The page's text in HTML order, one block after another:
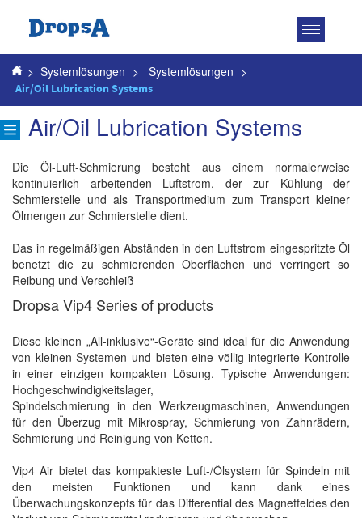
Toggle
> Systemlösungen > Systemlösungen >
Air/Oil Lubrication Systems
Air/Oil Lubrication Systems
Die Öl-Luft-Schmierung besteht aus einem normalerweise
kontinuierlich arbeitenden Luftstrom, der zur Kühlung der
Schmierstelle und als Transportmedium zum Transport kleiner
Ölmengen zur Schmierstelle dient.
Das in regelmäßigen Abständen in den Luftstrom eingespritzte Öl
benetzt die zu schmierenden Oberﬂächen und verringert so
Reibung und Verschleiß
Dropsa Vip4 Series of products
Diese kleinen „All-inklusive“-Geräte sind ideal für die Anwendung
von kleinen Systemen und bieten eine völlig integrierte Kontrolle
in einer einzigen kompakten Lösung. Typische Anwendungen:
Hochgeschwindigkeitslager,
Spindelschmierung in den Werkzeugmaschinen, Anwendungen
für den Überzug mit Mikrospray, Schmierung von Zahnrädern,
Schmierung und Reinigung von Ketten.
Vip4 Air bietet das kompakteste Luft-/Ölsystem für Spindeln mit
den meisten Funktionen und kann dank eines
Überwachungskonzepts für das Differential des Magnetfeldes den